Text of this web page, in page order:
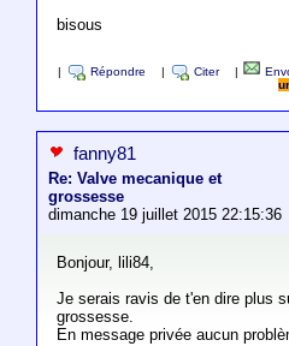
bisous
Répondre Citer
fanny81
Re: Valve mecanique et
grossesse
dimanche 19 juillet 2015 22:15:36
Bonjour, lili84,
Je serais ravis de t'en dire plus
grossesse.
En message privée aucun